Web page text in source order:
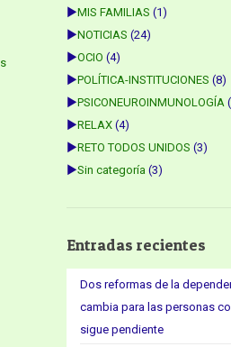
►MIS FAMILIAS (1)
►NOTICIAS (24)
►OCIO (4)
►POLÍTICA-INSTITUCIONES (8)
►PSICONEUROINMUNOLOGÍA
►RELAX (4)
►RETO TODOS UNIDOS (3)
►Sin categoría (3)
Entradas recientes
Dos reformas de la
cambia para las personas
sigue pendiente